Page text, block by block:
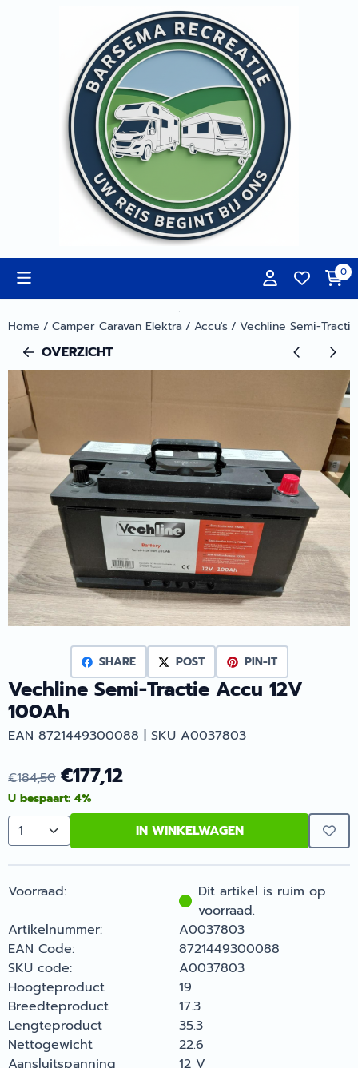
Cookievoorkeuren zijn momenteel gesloten.
0
.
Home / Camper Caravan Elektra/ Accu's/ Vechline Semi-
OVERZICHT
SHARE POST PIN-IT
Vechline Semi-Tractie Accu 12V
100Ah
EAN 8721449300088 | SKU A0037803
€184,50 €177,12
U bespaart: 4%
Aantal IN WINKELWAGEN
Voorraad:
Dit artikel is ruim op
voorraad.
Artikelnummer:
A0037803
EAN Code:
8721449300088
SKU code:
A0037803
Hoogteproduct
19
Breedteproduct
17.3
Lengteproduct
35.3
Nettogewicht
22.6
Aansluitspanning
12 V